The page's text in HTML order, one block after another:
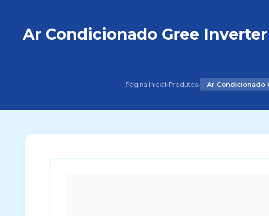
Ar Condicionado Gree
Página Inicial›Produtos› Ar Condicionado